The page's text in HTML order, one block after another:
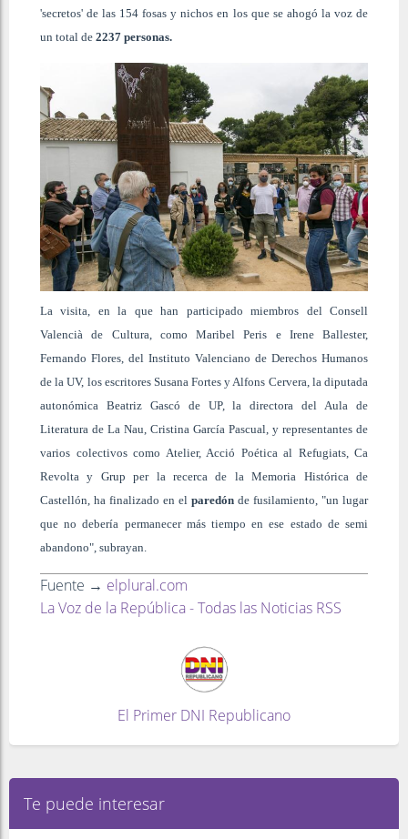
'secretos' de las 154 fosas y nichos en los que se ahogó la voz de
un total de 2237 personas.
La visita, en la que han participado miembros del Consell
Valencià de Cultura, como Maribel Peris e Irene Ballester,
Fernando Flores, del Instituto Valenciano de Derechos Humanos
de la UV, los escritores Susana Fortes y Alfons Cervera, la diputada
autonómica Beatriz Gascó de UP, la directora del Aula de
Literatura de La Nau, Cristina García Pascual, y representantes de
varios colectivos como Atelier, Acció Poética al Refugiats, Ca
Revolta y Grup per la recerca de la Memoria Histórica de
Castellón, ha finalizado en el paredón de fusilamiento, "un lugar
que no debería permanecer más tiempo en ese estado de semi
abandono", subrayan.
Fuente → elplural.com
La Voz de la República - Todas las Noticias RSS
El Primer DNI Republicano
Te puede interesar